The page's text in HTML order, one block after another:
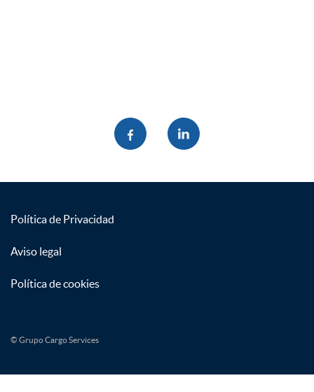
© Grupo Cargo Services
Política de Privacidad
Aviso legal
Política de cookies